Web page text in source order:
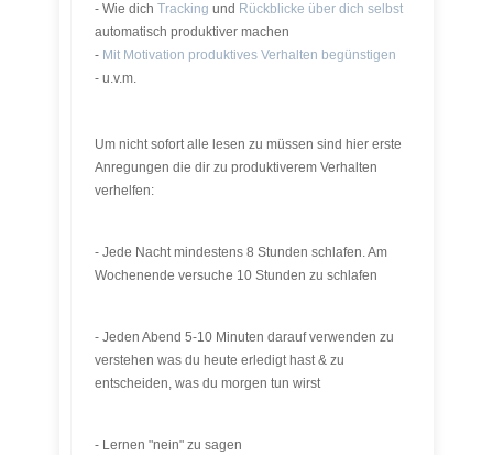
- Wie dich Tracking und Rückblicke über dich selbst
automatisch produktiver machen
- Mit Motivation produktives Verhalten begünstigen
- u.v.m.
Um nicht sofort alle lesen zu müssen sind hier erste
Anregungen die dir zu produktiverem Verhalten
verhelfen:
- Jede Nacht mindestens 8 Stunden schlafen. Am
Wochenende versuche 10 Stunden zu schlafen
- Jeden Abend 5-10 Minuten darauf verwenden zu
verstehen was du heute erledigt hast & zu
entscheiden, was du morgen tun wirst
- Lernen "nein" zu sagen